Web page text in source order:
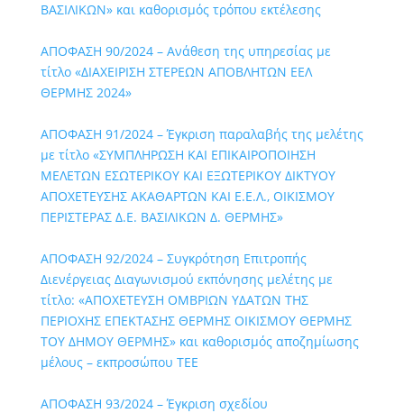
ΒΑΣΙΛΙΚΩΝ» και καθορισμός τρόπου εκτέλεσης
ΑΠΟΦΑΣΗ 90/2024 – Ανάθεση της υπηρεσίας με
τίτλο «ΔΙΑΧΕΙΡΙΣΗ ΣΤΕΡΕΩΝ ΑΠΟΒΛΗΤΩΝ ΕΕΛ
ΘΕΡΜΗΣ 2024»
ΑΠΟΦΑΣΗ 91/2024 – Έγκριση παραλαβής της μελέτης
με τίτλο «ΣΥΜΠΛΗΡΩΣΗ ΚΑΙ ΕΠΙΚΑΙΡΟΠΟΙΗΣΗ
ΜΕΛΕΤΩΝ ΕΣΩΤΕΡΙΚΟΥ ΚΑΙ ΕΞΩΤΕΡΙΚΟΥ ΔΙΚΤΥΟΥ
ΑΠΟΧΕΤΕΥΣΗΣ ΑΚΑΘΑΡΤΩΝ ΚΑΙ Ε.Ε.Λ., ΟΙΚΙΣΜΟΥ
ΠΕΡΙΣΤΕΡΑΣ Δ.Ε. ΒΑΣΙΛΙΚΩΝ Δ. ΘΕΡΜΗΣ»
ΑΠΟΦΑΣΗ 92/2024 – Συγκρότηση Επιτροπής
Διενέργειας Διαγωνισμού εκπόνησης μελέτης με
τίτλο: «ΑΠΟΧΕΤΕΥΣΗ ΟΜΒΡΙΩΝ ΥΔΑΤΩΝ ΤΗΣ
ΠΕΡΙΟΧΗΣ ΕΠΕΚΤΑΣΗΣ ΘΕΡΜΗΣ ΟΙΚΙΣΜΟΥ ΘΕΡΜΗΣ
ΤΟΥ ΔΗΜΟΥ ΘΕΡΜΗΣ» και καθορισμός αποζημίωσης
μέλους – εκπροσώπου ΤΕΕ
ΑΠΟΦΑΣΗ 93/2024 – Έγκριση σχεδίου